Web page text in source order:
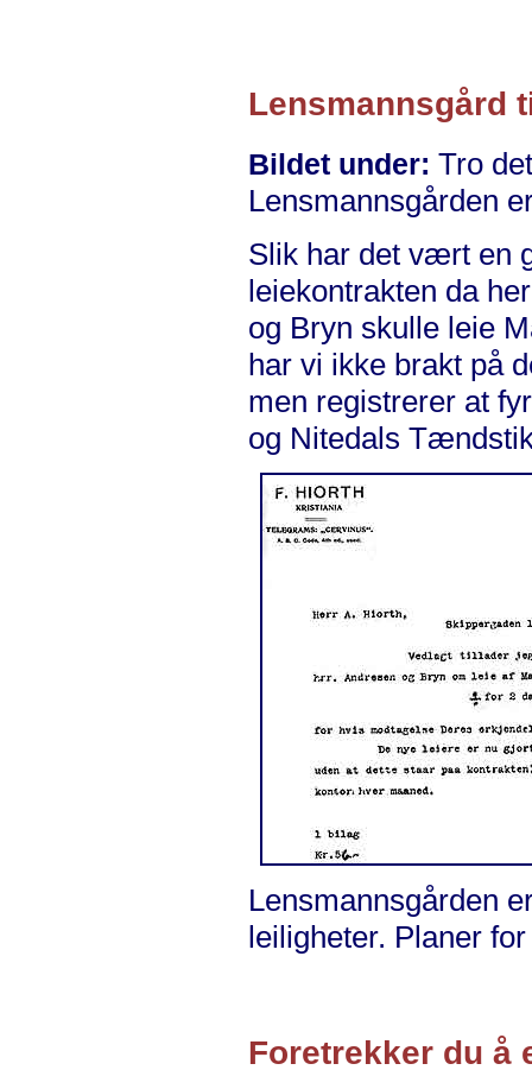
Lensmannsgård
Bildet under: Tro
Lensmannsgården
Slik har det vært en
leiekontrakten da
og Bryn skulle leie
har vi ikke brakt på
men registrerer at
og Nitedals
Lensmannsgården
leiligheter. Planer
Foretrekker du å